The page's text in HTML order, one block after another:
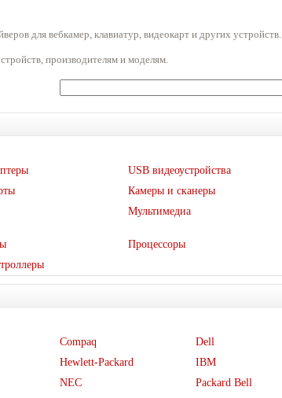
для вебкамер, клавиатур, видеокарт и других устройств.
производителям и моделям.
USB видеоустройства
Камеры и сканеры
Мультимедиа
Процессоры
Compaq Dell
Hewlett-Packard IBM
NEC Packard Bell